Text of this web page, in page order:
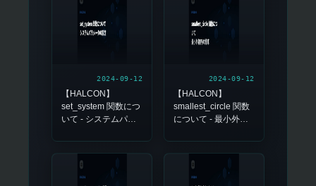
2024-09-12
【HALCON】
set_system 関数につ
いて - システムパラ
2024-09-12
【HALCON】
smallest_circle 関数
について - 最小外接